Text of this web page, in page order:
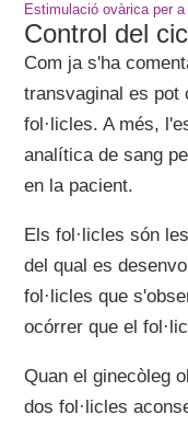
Estimulació ovàrica per
Control del
Com ja s'ha
transvaginal es pot
fol·licles. A més,
analítica de sang
en la pacient.
Els fol·licles són
del qual es
fol·licles que
ocórrer que el
Quan el ginecòleg
dos fol·licles